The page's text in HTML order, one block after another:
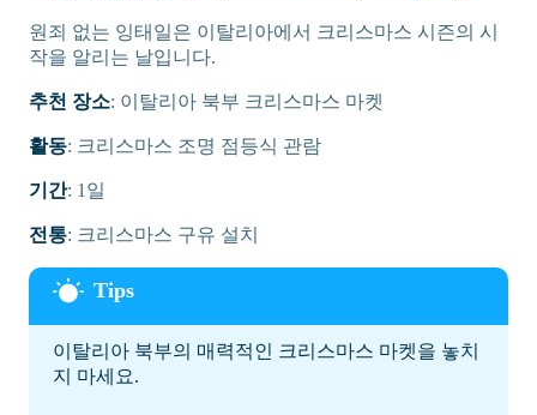
원죄 없는 잉태일은 이탈리아에서 크리스마스 시즌의 시
작을 알리는 날입니다.
추천 장소: 이탈리아 북부 크리스마스 마켓
활동: 크리스마스 조명 점등식 관람
기간: 1일
전통: 크리스마스 구유 설치
이탈리아 북부의 매력적인 크리스마스 마켓을 놓치
지 마세요.